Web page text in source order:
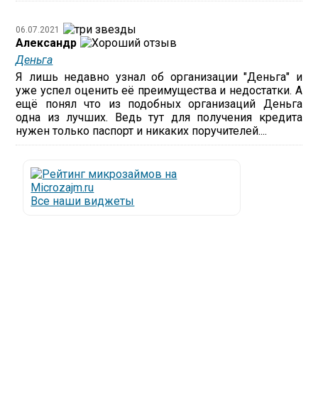
06.07.2021
Александр
Деньга
Я лишь недавно узнал об организации "Деньга" и
уже успел оценить её преимущества и недостатки. А
ещё понял что из подобных организаций Деньга
одна из лучших. Ведь тут для получения кредита
нужен только паспорт и никаких поручителей....
Все наши виджеты